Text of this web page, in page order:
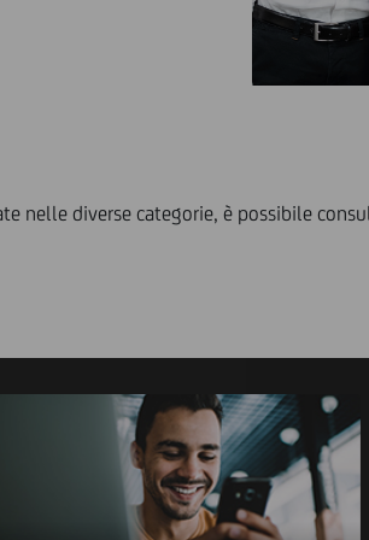
diverse categorie, è possibile